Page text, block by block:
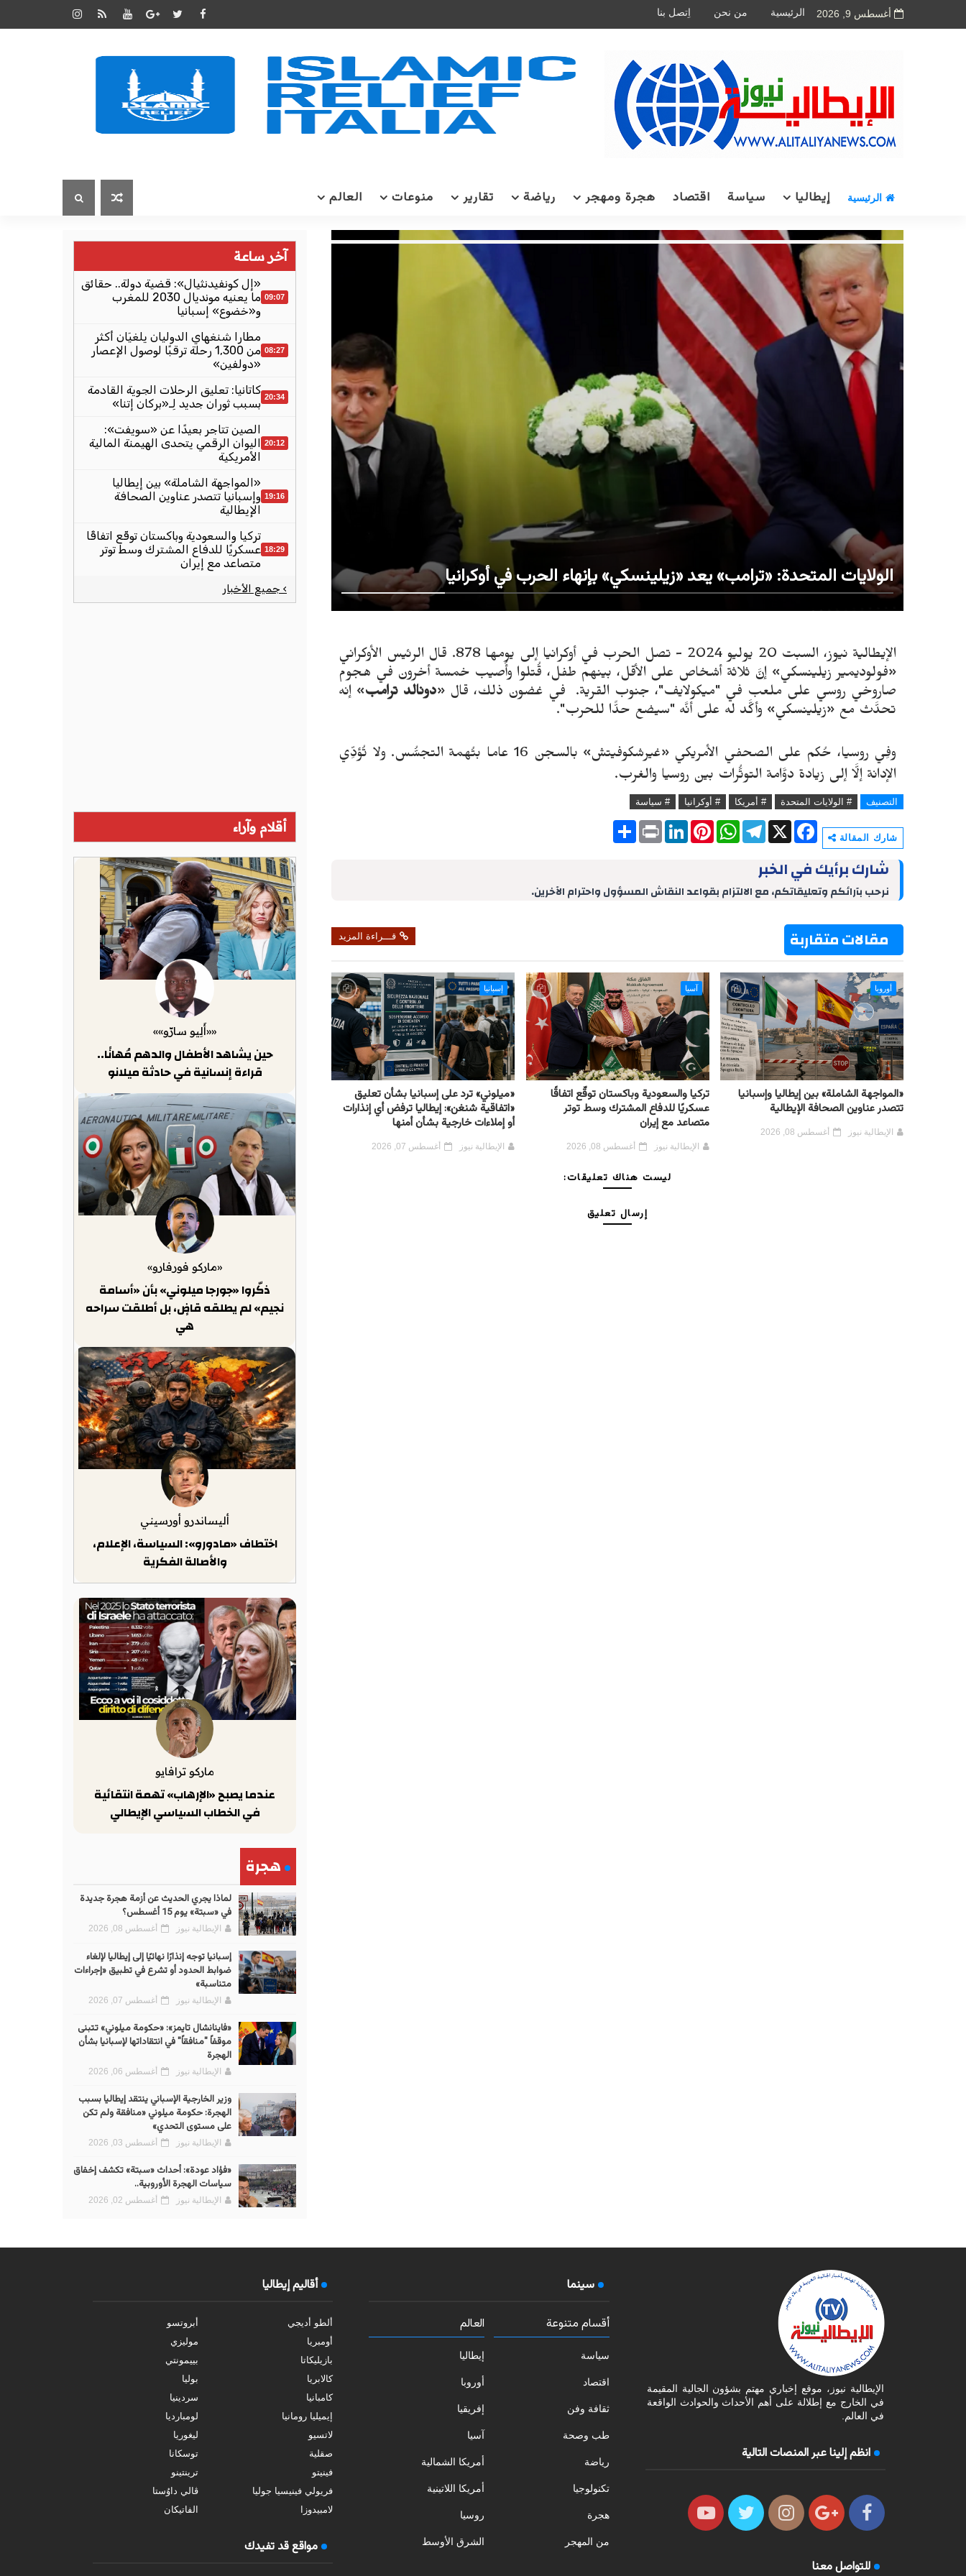
أغسطس 9, 2026 الرئيسية من نحن اِتصل بنا
الرئيسية إيطاليا سياسة اقتصاد هجرة ومهجر رياضة تقارير منوعات العالم
الولايات المتحدة: «ترامب» يعد «زيلينسكي» بإنهاء الحرب في أوكرانيا
الإيطالية نيوز، السبت 20 يوليو 2024 -
تصل الحرب في أوكرانيا إلى يومها 878. قال الرئيس الأوكراني
«فولوديمير زيلينسكي» إنَّ ثلاثة أشخاص على الأقل، بينهم طفل، قُتلوا وأُصيب خمسة أخرون في هجوم
صاروخي روسي على ملعب في "ميكولايف"، جنوب القرية.
في غضون ذلك، قال «دونالد ترامب» إنه
تحدَّث مع «زيلينسكي» وأكَّد له على أنَّه "سيضع حدًّا للحرب".
وفِي روسيا، حُكم على الصحفي الأمريكي «غيرشكوفيتش» بالسجن 16 عاما بتُهمة التجسُّس. ولا تُؤدِّي
الإدانة إلَّا إلى زيادة دوَّامة التوتُّرات بين روسيا والغرب.
التصنيف # الولايات المتحدة # أمريكا # أوكرانيا # سياسة
شارك المقالة
S
P
r
L
I
P
e
W
h
p
T
e
g
a
X
F
a
b
o
شارك برأيك في الخبر
نرحب بآرائكم وتعليقاتكم، مع الالتزام بقواعد النقاش المسؤول واحترام الآخرين.
مقالات متقاربة قـــراءة المزيد
أوروبا
«المواجهة الشاملة» بين إيطاليا وإسبانيا
تتصدر عناوين الصحافة الإيطالية
الإيطالية نيوز أغسطس 08, 2026
آسيا
تركيا والسعودية وباكستان توقّع اتفاقًا
عسكريًا للدفاع المشترك وسط توتر
متصاعد مع إيران
الإيطالية نيوز أغسطس 08, 2026
إسبانيا
«ميلوني» ترد على إسبانيا بشأن تعليق
«اتفاقية شنغن»: إيطاليا ترفض أي إنذارات
أو إملاءات خارجية بشأن أمنها
الإيطالية نيوز أغسطس 07, 2026
ليست هناك تعليقات:
إرسال تعليق
آخر ساعة
09:07
«إل كونفيدنثيال»: قضية دولة.. حقائق
ما يعنيه مونديال 2030 للمغرب
و«خضوع» إسبانيا
08:27
مطارا شنغهاي الدوليان يلغيَان أكثر
من 1,300 رحلة ترقبًا لوصول الإعصار
«دولفين»
20:34 كاتانيا: تعليق الرحلات الجوية القادمة
بسبب ثوران جديد لِـ«بركان إتنا»
20:12
الصين تتاجر بعيدًا عن «سويفت»:
اليوان الرقمي يتحدى الهيمنة المالية
الأمريكية
19:16
«المواجهة الشاملة» بين إيطاليا
وإسبانيا تتصدر عناوين الصحافة
الإيطالية
18:29
تركيا والسعودية وباكستان توقّع اتفاقًا
عسكريًا للدفاع المشترك وسط توتر
متصاعد مع إيران
› جميع الأخبار
أقلام وآراء
««أَلِيو سارّو»»
حين يشاهد الأطفال والدهم مُهانًا..
قراءة إنسانية في حادثة ميلانو
«ماركو فورفارو»
ذكّروا «جورجا ميلوني» بأن «أسامة
نجيم» لم يطلقه قاضٍ، بل أطلقت سراحه
هي
أليساندرو أورسيني
اختطاف «مادورو»: السياسة، الإعلام،
والأصالة الفكرية
ماركو ترافايو
عندما يصبح «الإرهاب» تهمة انتقائية
في الخطاب السياسي الإيطالي
هجرة
لماذا يجري الحديث عن أزمة هجرة جديدة
في «سبتة» يوم 15 أغسطس؟
الإيطالية نيوز أغسطس 08, 2026
إسبانيا توجه إنذارًا نهائيًا إلى إيطاليا لإلغاء
ضوابط الحدود أو تشرع في تطبيق «إجراءات
متناسبة»
الإيطالية نيوز أغسطس 07, 2026
«فاينانشال تايمز»: «حكومة ميلوني» تتبنى
موقفاً "منافقاً" في انتقاداتها لإسبانيا بشأن
الهجرة
الإيطالية نيوز أغسطس 06, 2026
وزير الخارجية الإسباني ينتقد إيطاليا بسبب
الهجرة: حكومة ميلوني «منافقة ولم تكن
على مستوى التحدي»
الإيطالية نيوز أغسطس 03, 2026
«فؤاد عودة»: أحداث «سبتة» تكشف إخفاق
سياسات الهجرة الأوروبية..
الإيطالية نيوز أغسطس 02, 2026
الإيطالية نيوز، موقع إخباري مهتم بشؤون الجالية المقيمة
في الخارج مع إطلالة على أهم الأحداث والحوادث الواقعة
في العالم.
انظم إلينا عبر المنصات التالية
للتواصل معنا
سينما
أقسام متنوعة
سياسة
اقتصاد
ثقافة وفن
طب وصحة
رياضة
تكنولوجيا
هجرة
من المهجر
العالم
إيطاليا
أوروبا
إفريقيا
آسيا
أمريكا الشمالية
أمريكا اللاتينية
روسيا
الشرق الأوسط
أقاليم إيطاليا
ألطو أديجي
أبروتسو
أومبريا
موليزي
بازيليكاتا
بييمونتي
كالابريا
بوليا
كامبانيا
سردينيا
إيميليا رومانيا
لومبارديا
لاتسيو
ليغوريا
صقلية
توسكانا
فينيتو
ترينتينو
فريولي فينيسيا جوليا
ڤالي داوُستا
لامبيدوزا
الفاتيكان
مواقع قد تفيدك